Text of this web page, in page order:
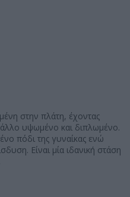
στην πλάτη, έχοντας
υψωμένο και διπλωμένο.
πόδι της γυναίκας ενώ
Είναι μία ιδανική στάση